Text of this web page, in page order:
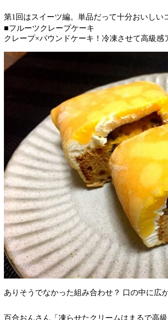
第1回はスイーツ編。単品だって十分おいし
■フルーツクレープケーキ
クレープ×パウンドケーキ！冷凍させて高級感
ありそうでなかった組み合わせ？ 口の中に広
百合おんさん「凍らせたクリームはまるで高